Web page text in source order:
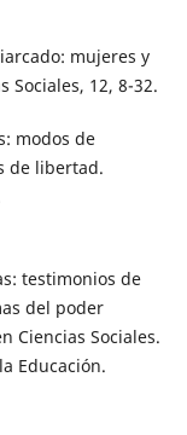
mujeres y
Sociales, 12, 8-32.
modos de
de libertad.
testimonios de
del poder
Ciencias Sociales.
Educación.